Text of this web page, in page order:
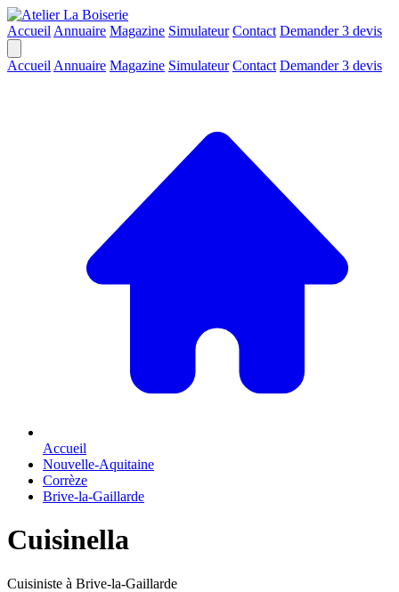
Accueil Annuaire Magazine Simulateur Contact Demander 3 devis
Accueil Annuaire Magazine Simulateur Contact Demander 3 devis
Accueil
Nouvelle-Aquitaine
Corrèze
Brive-la-Gaillarde
Cuisinella
Cuisiniste à Brive-la-Gaillarde